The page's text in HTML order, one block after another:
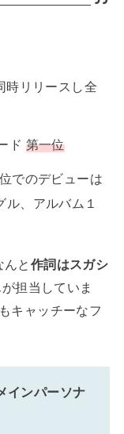
時リリースし全
ド 第一位
でのデビューは
、アルバム１
んと 作詞はスガシ
担当していま
キャッチーなフ
インパーソナ